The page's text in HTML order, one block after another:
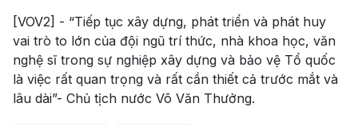
[VOV2] - “Tiếp tục xây dựng, phát triển và phát huy
vai trò to lớn của đội ngũ trí thức, nhà khoa học, văn
nghệ sĩ trong sự nghiệp xây dựng và bảo vệ Tổ quốc
là việc rất quan trọng và rất cần thiết cả trước mắt và
lâu dài”- Chủ tịch nước Võ Văn Thưởng.